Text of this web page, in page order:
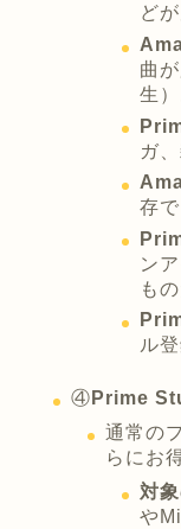
ど
曲
生）
ガ
存
ン
も
ル
④ Prime
通常の
らにお
対
や